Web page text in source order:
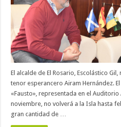
El alcalde de El Rosario, Escolástico
tenor esperancero Airam Hernández.
«Fausto», representada en el
noviembre, no volverá a la Isla hasta
gran cantidad de …